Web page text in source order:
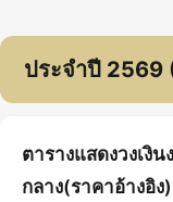
ประจำปี 2569
ตารางแสดงวงเงิ
กลาง(ราคาอ้างอิ